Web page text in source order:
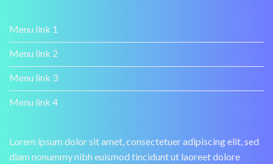
Menu link 1
Menu link 2
Menu link 3
Menu link 4
Lorem ipsum dolor sit amet, consectetuer adipiscing elit, sed
diam nonummy nibh euismod tincidunt ut laoreet dolore